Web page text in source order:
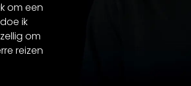
om een
ik
om
reizen